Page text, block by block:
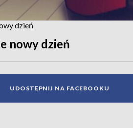
dzień
nowy dzień
UDOSTĘPNIJ NA FACEBOOKU